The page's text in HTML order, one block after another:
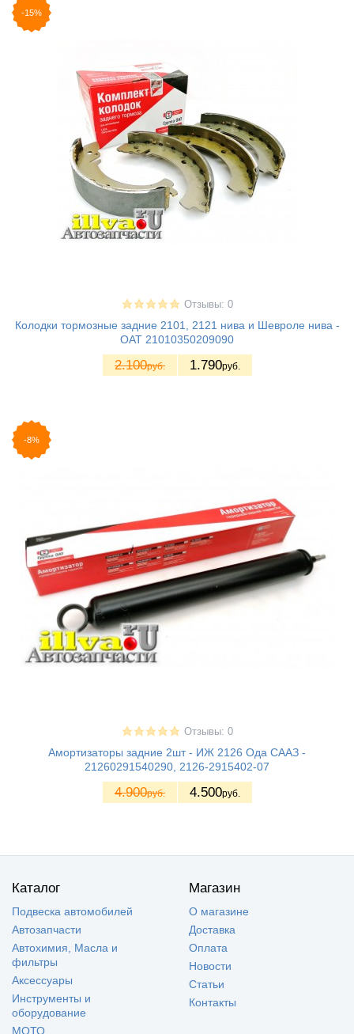
-15%
Отзывы: 0
Колодки тормозные задние 2101, 2121 нива и Шевроле нива -
ОАТ 21010350209090
2.100руб. 1.790руб.
-8%
Отзывы: 0
Амортизаторы задние 2шт - ИЖ 2126 Ода СААЗ -
21260291540290, 2126-2915402-07
4.900руб. 4.500руб.
Каталог
Подвеска автомобилей
Автозапчасти
Автохимия, Масла и
фильтры
Аксессуары
Инструменты и
оборудование
МОТО
Магазин
О магазине
Доставка
Оплата
Новости
Статьи
Контакты